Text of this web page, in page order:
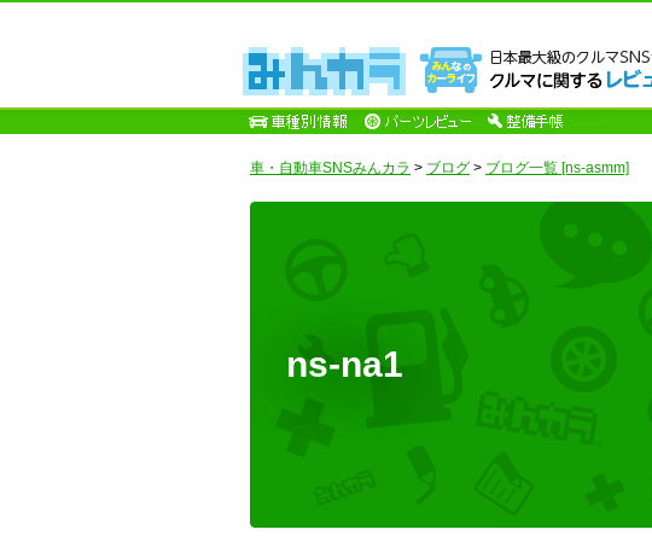
車・自動車SNSみんカラ > ブログ > ブログ一覧 [ns-asmm]
ns-na1